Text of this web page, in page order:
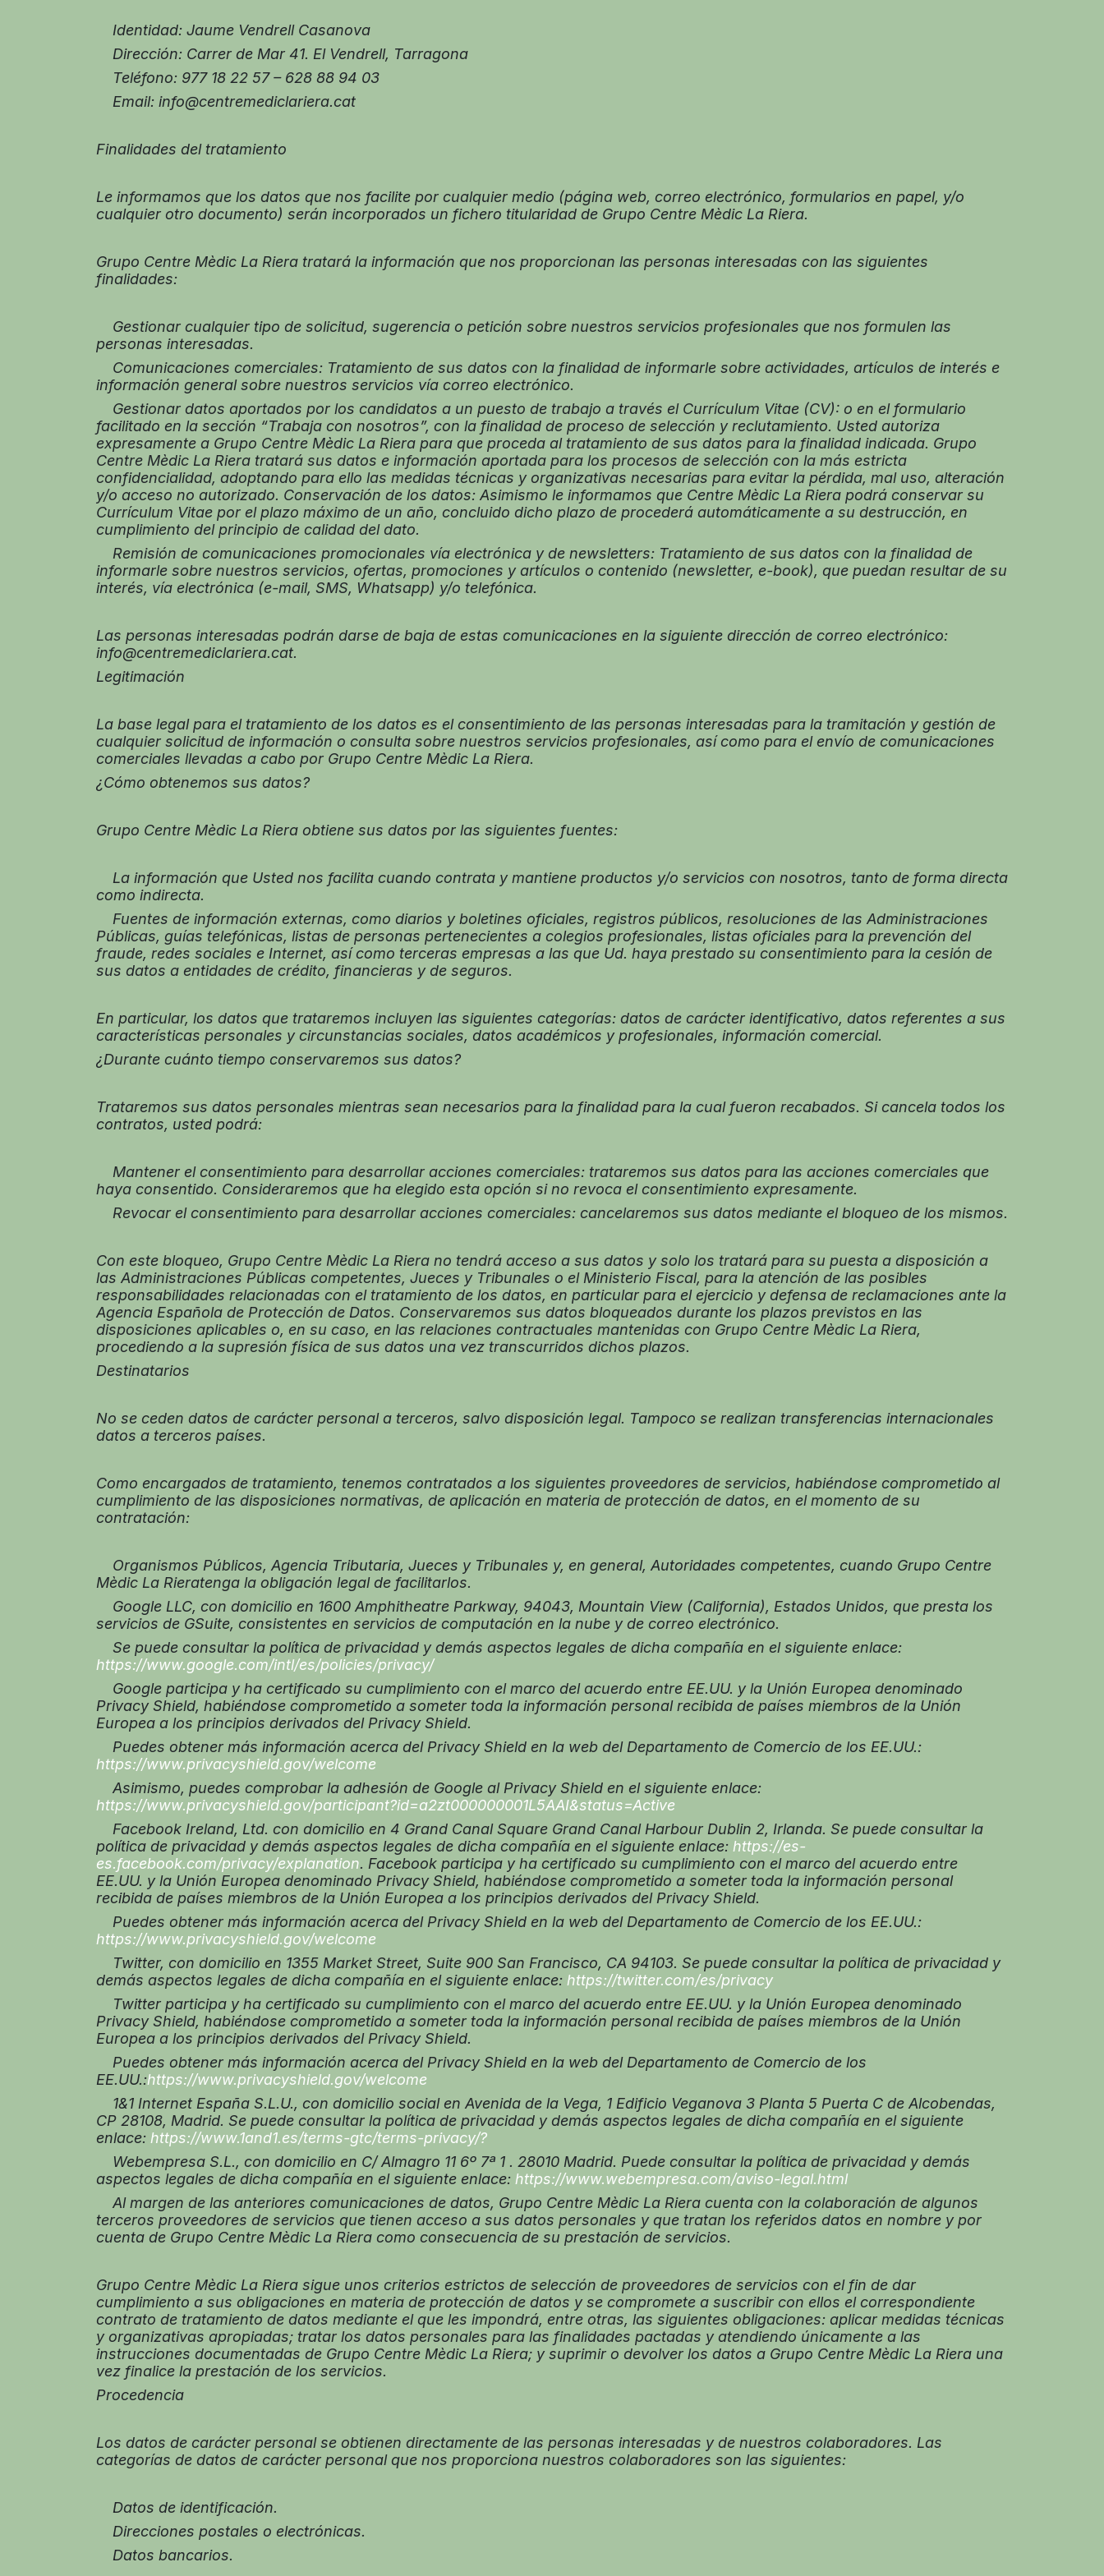
Identidad: Jaume Vendrell Casanova
Dirección: Carrer de Mar 41. El Vendrell, Tarragona
Teléfono: 977 18 22 57 – 628 88 94 03
Email: info@centremediclariera.cat
Finalidades del tratamiento
Le informamos que los datos que nos facilite por cualquier medio (página web, correo electrónico, formularios en papel, y/o
cualquier otro documento) serán incorporados un fichero titularidad de Grupo Centre Mèdic La Riera.
Grupo Centre Mèdic La Riera tratará la información que nos proporcionan las personas interesadas con las siguientes
finalidades:
Gestionar cualquier tipo de solicitud, sugerencia o petición sobre nuestros servicios profesionales que nos formulen las
personas interesadas.
Comunicaciones comerciales: Tratamiento de sus datos con la finalidad de informarle sobre actividades, artículos de interés e
información general sobre nuestros servicios vía correo electrónico.
Gestionar datos aportados por los candidatos a un puesto de trabajo a través el Currículum Vitae (CV): o en el formulario
facilitado en la sección “Trabaja con nosotros”, con la finalidad de proceso de selección y reclutamiento. Usted autoriza
expresamente a Grupo Centre Mèdic La Riera para que proceda al tratamiento de sus datos para la finalidad indicada. Grupo
Centre Mèdic La Riera tratará sus datos e información aportada para los procesos de selección con la más estricta
confidencialidad, adoptando para ello las medidas técnicas y organizativas necesarias para evitar la pérdida, mal uso, alteración
y/o acceso no autorizado. Conservación de los datos: Asimismo le informamos que Centre Mèdic La Riera podrá conservar su
Currículum Vitae por el plazo máximo de un año, concluido dicho plazo de procederá automáticamente a su destrucción, en
cumplimiento del principio de calidad del dato.
Remisión de comunicaciones promocionales vía electrónica y de newsletters: Tratamiento de sus datos con la finalidad de
informarle sobre nuestros servicios, ofertas, promociones y artículos o contenido (newsletter, e-book), que puedan resultar de su
interés, vía electrónica (e-mail, SMS, Whatsapp) y/o telefónica.
Las personas interesadas podrán darse de baja de estas comunicaciones en la siguiente dirección de correo electrónico:
info@centremediclariera.cat.
Legitimación
La base legal para el tratamiento de los datos es el consentimiento de las personas interesadas para la tramitación y gestión de
cualquier solicitud de información o consulta sobre nuestros servicios profesionales, así como para el envío de comunicaciones
comerciales llevadas a cabo por Grupo Centre Mèdic La Riera.
¿Cómo obtenemos sus datos?
Grupo Centre Mèdic La Riera obtiene sus datos por las siguientes fuentes:
La información que Usted nos facilita cuando contrata y mantiene productos y/o servicios con nosotros, tanto de forma directa
como indirecta.
Fuentes de información externas, como diarios y boletines oficiales, registros públicos, resoluciones de las Administraciones
Públicas, guías telefónicas, listas de personas pertenecientes a colegios profesionales, listas oficiales para la prevención del
fraude, redes sociales e Internet, así como terceras empresas a las que Ud. haya prestado su consentimiento para la cesión de
sus datos a entidades de crédito, financieras y de seguros.
En particular, los datos que trataremos incluyen las siguientes categorías: datos de carácter identificativo, datos referentes a sus
características personales y circunstancias sociales, datos académicos y profesionales, información comercial.
¿Durante cuánto tiempo conservaremos sus datos?
Trataremos sus datos personales mientras sean necesarios para la finalidad para la cual fueron recabados. Si cancela todos los
contratos, usted podrá:
Mantener el consentimiento para desarrollar acciones comerciales: trataremos sus datos para las acciones comerciales que
haya consentido. Consideraremos que ha elegido esta opción si no revoca el consentimiento expresamente.
Revocar el consentimiento para desarrollar acciones comerciales: cancelaremos sus datos mediante el bloqueo de los mismos.
Con este bloqueo, Grupo Centre Mèdic La Riera no tendrá acceso a sus datos y solo los tratará para su puesta a disposición a
las Administraciones Públicas competentes, Jueces y Tribunales o el Ministerio Fiscal, para la atención de las posibles
responsabilidades relacionadas con el tratamiento de los datos, en particular para el ejercicio y defensa de reclamaciones ante la
Agencia Española de Protección de Datos. Conservaremos sus datos bloqueados durante los plazos previstos en las
disposiciones aplicables o, en su caso, en las relaciones contractuales mantenidas con Grupo Centre Mèdic La Riera,
procediendo a la supresión física de sus datos una vez transcurridos dichos plazos.
Destinatarios
No se ceden datos de carácter personal a terceros, salvo disposición legal. Tampoco se realizan transferencias internacionales
datos a terceros países.
Como encargados de tratamiento, tenemos contratados a los siguientes proveedores de servicios, habiéndose comprometido al
cumplimiento de las disposiciones normativas, de aplicación en materia de protección de datos, en el momento de su
contratación:
Organismos Públicos, Agencia Tributaria, Jueces y Tribunales y, en general, Autoridades competentes, cuando Grupo Centre
Mèdic La Rieratenga la obligación legal de facilitarlos.
Google LLC, con domicilio en 1600 Amphitheatre Parkway, 94043, Mountain View (California), Estados Unidos, que presta los
servicios de GSuite, consistentes en servicios de computación en la nube y de correo electrónico.
Se puede consultar la política de privacidad y demás aspectos legales de dicha compañía en el siguiente enlace:
https://www.google.com/intl/es/policies/privacy/
Google participa y ha certificado su cumplimiento con el marco del acuerdo entre EE.UU. y la Unión Europea denominado
Privacy Shield, habiéndose comprometido a someter toda la información personal recibida de países miembros de la Unión
Europea a los principios derivados del Privacy Shield.
Puedes obtener más información acerca del Privacy Shield en la web del Departamento de Comercio de los EE.UU.:
https://www.privacyshield.gov/welcome
Asimismo, puedes comprobar la adhesión de Google al Privacy Shield en el siguiente enlace:
https://www.privacyshield.gov/participant?id=a2zt000000001L5AAI&status=Active
Facebook Ireland, Ltd. con domicilio en 4 Grand Canal Square Grand Canal Harbour Dublin 2, Irlanda. Se puede consultar la
política de privacidad y demás aspectos legales de dicha compañía en el siguiente enlace: https://es-
es.facebook.com/privacy/explanation. Facebook participa y ha certificado su cumplimiento con el marco del acuerdo entre
EE.UU. y la Unión Europea denominado Privacy Shield, habiéndose comprometido a someter toda la información personal
recibida de países miembros de la Unión Europea a los principios derivados del Privacy Shield.
Puedes obtener más información acerca del Privacy Shield en la web del Departamento de Comercio de los EE.UU.:
https://www.privacyshield.gov/welcome
Twitter, con domicilio en 1355 Market Street, Suite 900 San Francisco, CA 94103. Se puede consultar la política de privacidad y
demás aspectos legales de dicha compañía en el siguiente enlace: https://twitter.com/es/privacy
Twitter participa y ha certificado su cumplimiento con el marco del acuerdo entre EE.UU. y la Unión Europea denominado
Privacy Shield, habiéndose comprometido a someter toda la información personal recibida de países miembros de la Unión
Europea a los principios derivados del Privacy Shield.
Puedes obtener más información acerca del Privacy Shield en la web del Departamento de Comercio de los
EE.UU.:https://www.privacyshield.gov/welcome
1&1 Internet España S.L.U., con domicilio social en Avenida de la Vega, 1 Edificio Veganova 3 Planta 5 Puerta C de Alcobendas,
CP 28108, Madrid. Se puede consultar la política de privacidad y demás aspectos legales de dicha compañía en el siguiente
enlace: https://www.1and1.es/terms-gtc/terms-privacy/?
Webempresa S.L., con domicilio en C/ Almagro 11 6º 7ª 1 . 28010 Madrid. Puede consultar la política de privacidad y demás
aspectos legales de dicha compañía en el siguiente enlace: https://www.webempresa.com/aviso-legal.html
Al margen de las anteriores comunicaciones de datos, Grupo Centre Mèdic La Riera cuenta con la colaboración de algunos
terceros proveedores de servicios que tienen acceso a sus datos personales y que tratan los referidos datos en nombre y por
cuenta de Grupo Centre Mèdic La Riera como consecuencia de su prestación de servicios.
Grupo Centre Mèdic La Riera sigue unos criterios estrictos de selección de proveedores de servicios con el fin de dar
cumplimiento a sus obligaciones en materia de protección de datos y se compromete a suscribir con ellos el correspondiente
contrato de tratamiento de datos mediante el que les impondrá, entre otras, las siguientes obligaciones: aplicar medidas técnicas
y organizativas apropiadas; tratar los datos personales para las finalidades pactadas y atendiendo únicamente a las
instrucciones documentadas de Grupo Centre Mèdic La Riera; y suprimir o devolver los datos a Grupo Centre Mèdic La Riera una
vez finalice la prestación de los servicios.
Procedencia
Los datos de carácter personal se obtienen directamente de las personas interesadas y de nuestros colaboradores. Las
categorías de datos de carácter personal que nos proporciona nuestros colaboradores son las siguientes:
Datos de identificación.
Direcciones postales o electrónicas.
Datos bancarios.